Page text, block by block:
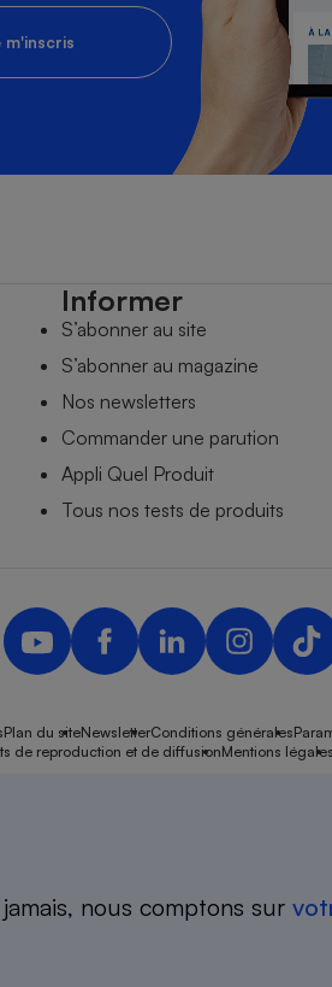
m'inscris
nous comptons sur
Informer
S’abonner au site
S’abonner au magazine
Nos newsletters
Commander une parution
Appli Quel Produit
Tous nos tests de produits
Plan du siteNewsletterConditions générales
de reproduction et de diffusionMentions légales